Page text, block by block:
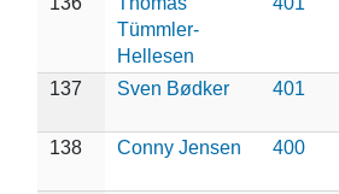
Tümmler-
Hellesen
137 Sven Bødker 401
138 Conny Jensen 400